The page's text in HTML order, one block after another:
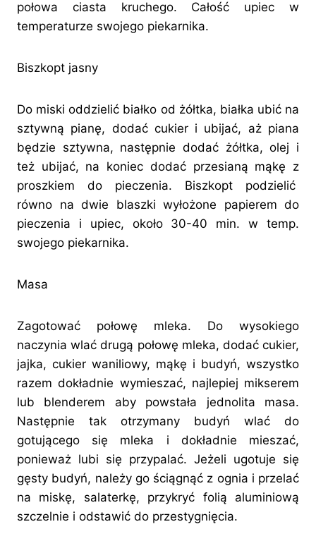
połowa ciasta kruchego. Całość upiec w
temperaturze swojego piekarnika.
Biszkopt jasny
Do miski oddzielić białko od żółtka, białka ubić na
sztywną pianę, dodać cukier i ubijać, aż piana
będzie sztywna, następnie dodać żółtka, olej i
też ubijać, na koniec dodać przesianą mąkę z
proszkiem do pieczenia. Biszkopt podzielić
równo na dwie blaszki wyłożone papierem do
pieczenia i upiec, około 30-40 min. w temp.
swojego piekarnika.
Masa
Zagotować połowę mleka. Do wysokiego
naczynia wlać drugą połowę mleka, dodać cukier,
jajka, cukier waniliowy, mąkę i budyń, wszystko
razem dokładnie wymieszać, najlepiej mikserem
lub blenderem aby powstała jednolita masa.
Następnie tak otrzymany budyń wlać do
gotującego się mleka i dokładnie mieszać,
ponieważ lubi się przypalać. Jeżeli ugotuje się
gęsty budyń, należy go ściągnąć z ognia i przelać
na miskę, salaterkę, przykryć folią aluminiową
szczelnie i odstawić do przestygnięcia.